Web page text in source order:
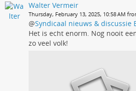
Walter Vermeir
Thursday, February 13, 2025, 10:58 AM
@Syndicaal nieuws & discussie
Het is echt enorm. Nog nooit
zo veel volk!